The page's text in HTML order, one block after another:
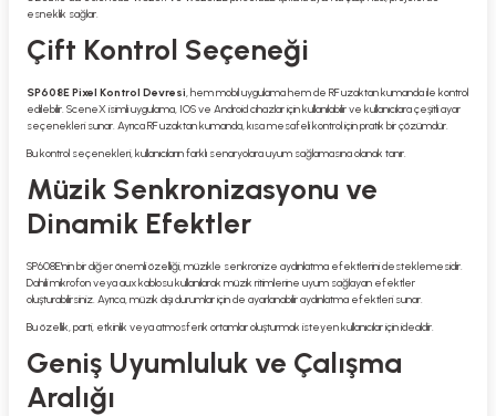
esneklik sağlar.
Çift Kontrol Seçeneği
SP608E Pixel Kontrol Devresi, hem mobil uygulama hem de RF uzaktan kumanda ile kontrol
edilebilir. SceneX isimli uygulama, IOS ve Android cihazlar için kullanılabilir ve kullanıcılara çeşitli ayar
seçenekleri sunar. Ayrıca RF uzaktan kumanda, kısa mesafeli kontrol için pratik bir çözümdür.
Bu kontrol seçenekleri, kullanıcıların farklı senaryolara uyum sağlamasına olanak tanır.
Müzik Senkronizasyonu ve
Dinamik Efektler
SP608E'nin bir diğer önemli özelliği, müzikle senkronize aydınlatma efektlerini desteklemesidir.
Dahili mikrofon veya aux kablosu kullanılarak müzik ritimlerine uyum sağlayan efektler
oluşturabilirsiniz. Ayrıca, müzik dışı durumlar için de ayarlanabilir aydınlatma efektleri sunar.
Bu özellik, parti, etkinlik veya atmosferik ortamlar oluşturmak isteyen kullanıcılar için idealdir.
Geniş Uyumluluk ve Çalışma
Aralığı